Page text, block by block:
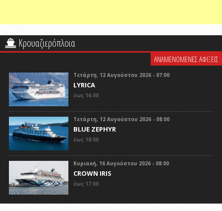
Κρουαζιερόπλοια
ΑΝΑΜΕΝΟΜΕΝΕΣ ΑΦΙΞΕΙΣ
Τετάρτη, 12 Αυγούστου 2026 - 07:00
LYRICA
έως 16:00
Τετάρτη, 12 Αυγούστου 2026 - 08:00
BLUE ZEPHYR
έως 18:00
Κυριακή, 16 Αυγούστου 2026 - 08:00
CROWN IRIS
έως 17:00